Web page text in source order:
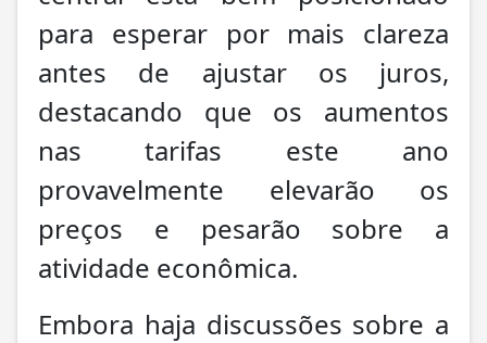
para esperar por mais clareza
antes de ajustar os juros,
destacando que os aumentos
nas tarifas este ano
provavelmente elevarão os
preços e pesarão sobre a
atividade econômica.
Embora haja discussões sobre a